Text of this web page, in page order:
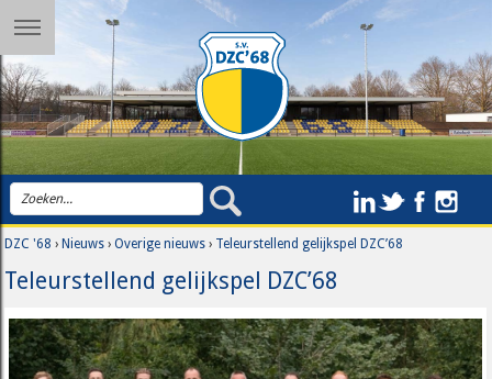
DZC '68 ›Nieuws ›Overige nieuws › Teleurstellend gelijkspel DZC’68
Teleurstellend gelijkspel DZC’68